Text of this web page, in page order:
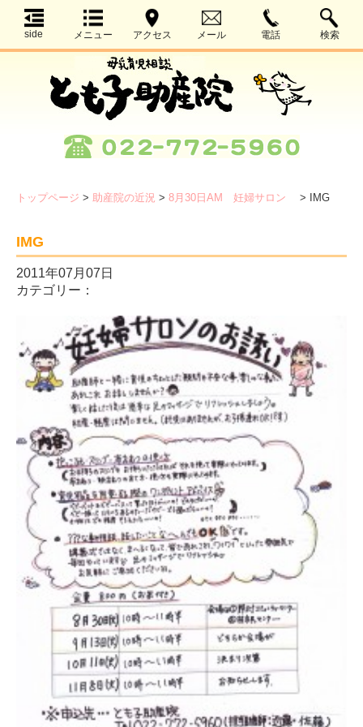
side メニュー アクセス メール 電話 検索
トップページ > 助産院の近況 > 8月30日AM 妊婦サロン > IMG
IMG
2011年07月07日
カテゴリー：